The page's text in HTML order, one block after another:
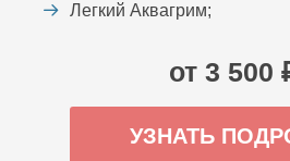
Легкий Аквагрим;
от 3 500
УЗНАТЬ